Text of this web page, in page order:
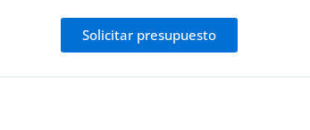
Solicitar presupuesto